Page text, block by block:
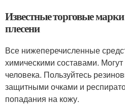
Известные торговые
плесени
Все нижеперечисленные
химическими составами.
человека. Пользуйтесь
защитными очками и
попадания на кожу.